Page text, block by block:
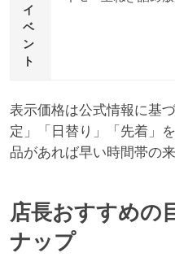
イ
ベ
ン
ト
表示価格は公式情報に基
定」「日替り」「先着」
品があれば早い時間帯の来
店長おすすめの
ナップ